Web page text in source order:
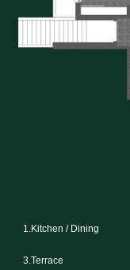
1.Kitchen / Dining
3.Terrace